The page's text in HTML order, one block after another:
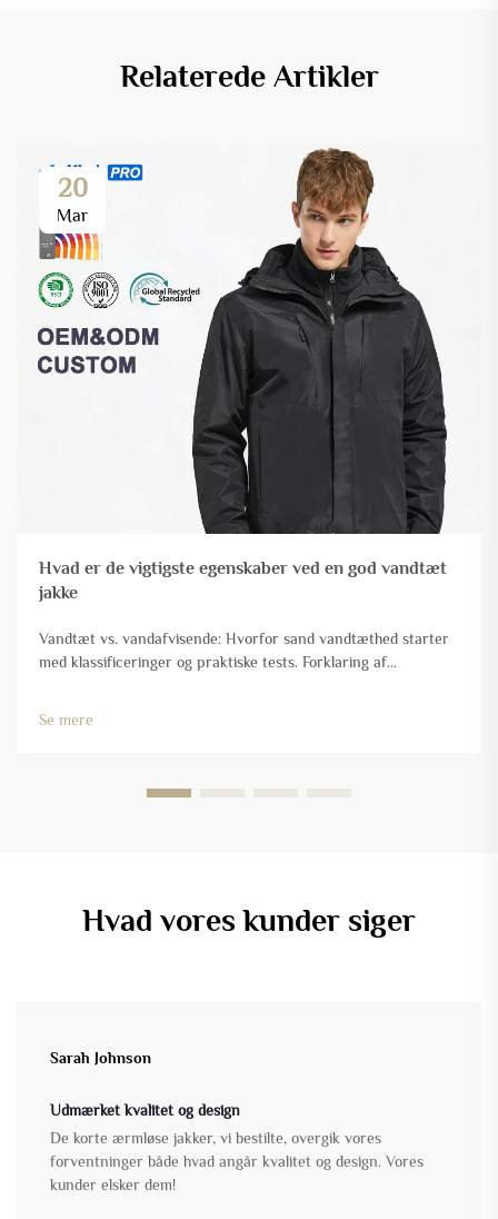
Relaterede Artikler
20
Mar
Hvad er de vigtigste egenskaber ved en god vandtæt
jakke
Vandtæt vs. vandafvisende: Hvorfor sand vandtæthed starter
med klassificeringer og praktiske tests. Forklaring af
Se mere
Hvad vores kunder siger
Sarah Johnson
Udmærket kvalitet og design
De korte ærmløse jakker, vi bestilte, overgik vores
forventninger både hvad angår kvalitet og design. Vores
kunder elsker dem!